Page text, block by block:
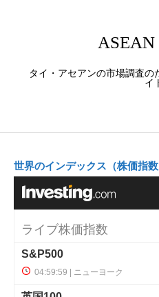
ASEAN
タイ・アセアンの市場調査
イ
世界のインデックス（株価指数